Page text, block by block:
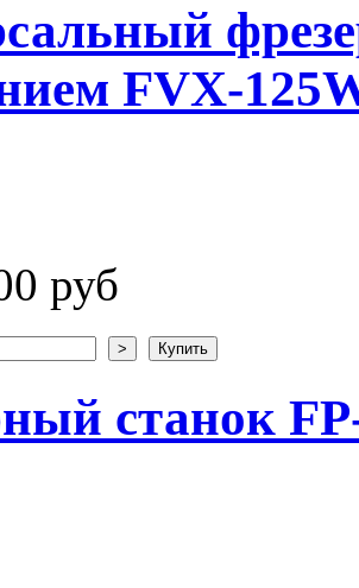
FVX-
руб
станок